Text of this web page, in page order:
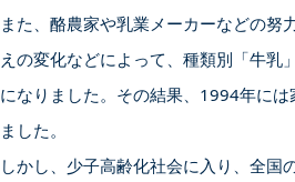
また、酪農家や乳業メーカーなどの努
えの変化などによって、種類別「牛乳
になりました。その結果、1994年に
ました。
しかし、少子高齢化社会に入り、全